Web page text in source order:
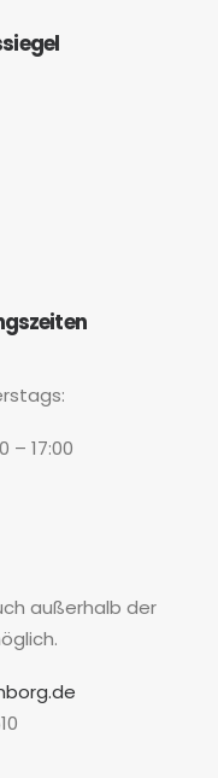
– 17:00
außerhalb der